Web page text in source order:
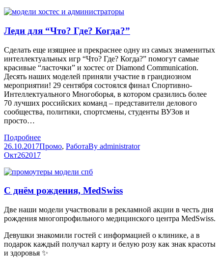
Леди для “Что? Где? Когда?”
Сделать еще изящнее и прекраснее одну из самых знаменитых
интеллектуальных игр “Что? Где? Когда?” помогут самые
красивые “ласточки” и хостес от Diamond Communication.
Десять наших моделей приняли участие в грандиозном
мероприятии! 29 сентября состоялся финал Спортивно-
Интеллектуального Многоборья, в котором сразились более
70 лучших российских команд – представители делового
сообщества, политики, спортсмены, студенты ВУЗов и
просто…
Подробнее
26.10.2017Промо, РаботаBy administrator
Окт262017
C днём рождения, MedSwiss
Две наши модели участвовали в рекламной акции в честь дня
рождения многопрофильного медицинского центра MedSwiss.
Девушки знакомили гостей с информацией о клинике, а в
подарок каждый получал карту и белую розу как знак красоты
и здоровья ✨